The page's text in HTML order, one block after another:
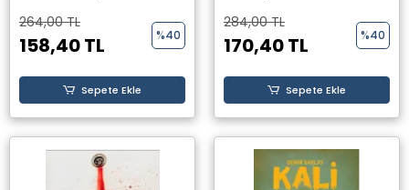
264,00 TL
158,40 TL %40
Sepete Ekle
284,00 TL
170,40 TL %40
Sepete Ekle